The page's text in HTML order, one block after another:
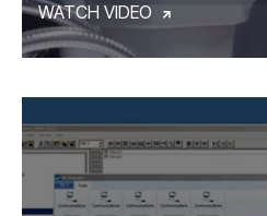
WATCH VIDEO